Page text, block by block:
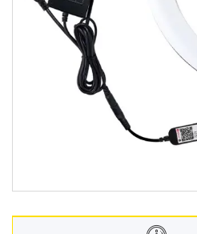
Лайтбокси, фотобокси
Кільцеві лампи, товари для
блогерів
Світлодіодні LED-панель,
відеосвітло
Підсвічування, накамерне
Штативи для фотоапаратів і
Набір для блогера